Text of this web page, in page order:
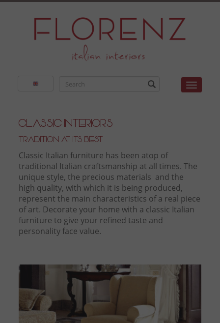
Classic Interiors
Tradition at its best
Classic Italian furniture has been atop of
traditional Italian craftsmanship at all times. The
unique style, the precious materials and the
high quality, with which it is being produced,
represent the main characteristics of a real piece
of art. Decorate your home with a classic Italian
furniture to give your refined taste and
personality face value.